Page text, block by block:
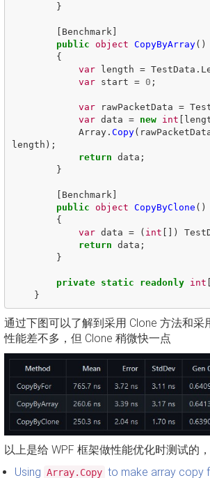
}
Benchmark
public object CopyByArray()
{
var
length = TestData .
var
start = 0 ;
var rawPacketData =
var data = new int
Array. Copy(
length );
return data ;
}
Benchmark
public object CopyByClone ()
{
var data = ( int [])
return data ;
}
private static readonly int
}
通过下图可以了解到采用 Clone 方法和采
性能差不多，但 Clone 稍微快一点
以上是给 WPF 框架做性能优化时测试的
Using Array.Copy to make array copy